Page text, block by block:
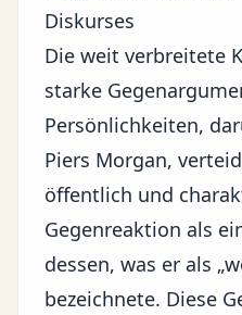
Diskurses
Die weit verbreitete
starke
Persönlichkeiten,
Piers Morgan,
öffentlich und
Gegenreaktion als
dessen, was er als
bezeichnete. Diese